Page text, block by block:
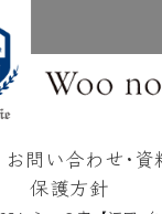
お問い合わせ･資
保護方針